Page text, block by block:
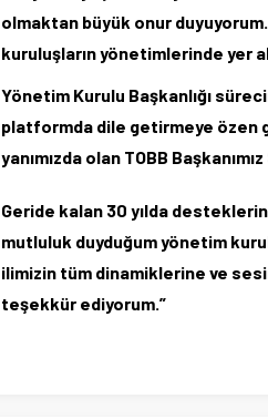
olmaktan büyük onur
kuruluşların yönetimlerinde yer
Yönetim Kurulu Başkanlığı
platformda dile getirmeye özen
yanımızda olan TOBB
Geride kalan 30 yılda
mutluluk duyduğum yönetim
ilimizin tüm dinamiklerine ve
teşekkür ediyorum.”